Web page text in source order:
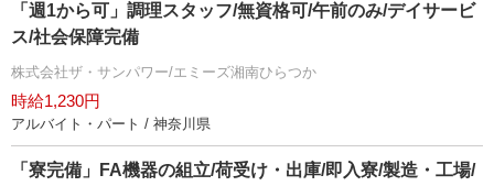
「週1から可」調理スタッフ/無資格可/午前のみ/デイサービ
ス/社会保障完備
株式会社ザ・サンパワー/エミーズ湘南ひらつか
時給1,230円
アルバイト・パート / 神奈川県
「寮完備」FA機器の組立/荷受け・出庫/即入寮/製造・工場/